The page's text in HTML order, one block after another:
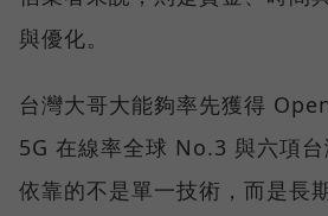
與優化。
台灣大哥大能夠率先獲得
5G 在線率全球 No.3 與六項
依靠的不是單一技術，而是長